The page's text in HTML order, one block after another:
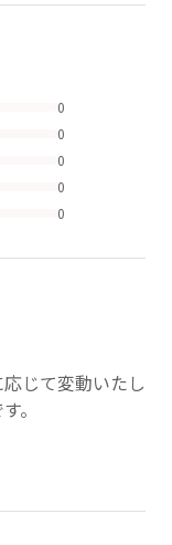
0
0
0
0
0
じて変動いたし
。